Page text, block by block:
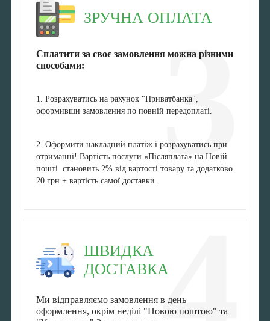
3
ЗРУЧНА ОПЛАТА
Сплатити за своє замовлення можна різними
способами:
1. Розрахуватись на рахунок "Приватбанка",
оформивши замовлення по повній передоплаті.
2. Оформити накладний платіж і розрахуватись при
отриманні! Вартість послуги «Післяплата» на Новій
пошті становить 2% від вартості товару та додатково
20 грн + вартість самої доставки.
4
ШВИДКА
ДОСТАВКА
Ми відправляємо замовлення в день
оформлення, окрім неділі "Новою поштою" та